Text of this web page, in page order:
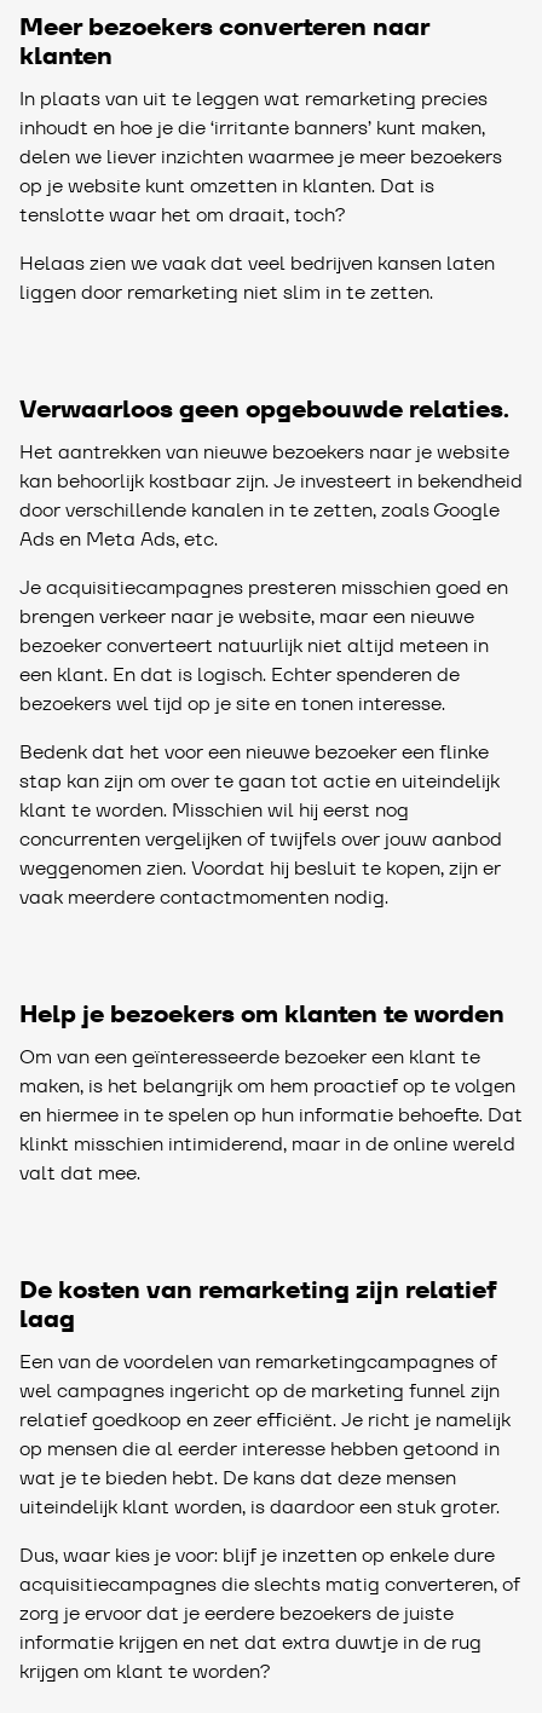
Meer bezoekers converteren naar
klanten
In plaats van uit te leggen wat remarketing precies
inhoudt en hoe je die ‘irritante banners’ kunt maken,
delen we liever inzichten waarmee je meer bezoekers
op je website kunt omzetten in klanten. Dat is
tenslotte waar het om draait, toch?
Helaas zien we vaak dat veel bedrijven kansen laten
liggen door remarketing niet slim in te zetten.
Verwaarloos geen opgebouwde relaties.
Het aantrekken van nieuwe bezoekers naar je website
kan behoorlijk kostbaar zijn. Je investeert in bekendheid
door verschillende kanalen in te zetten, zoals Google
Ads en Meta Ads, etc.
Je acquisitiecampagnes presteren misschien goed en
brengen verkeer naar je website, maar een nieuwe
bezoeker converteert natuurlijk niet altijd meteen in
een klant. En dat is logisch. Echter spenderen de
bezoekers wel tijd op je site en tonen interesse.
Bedenk dat het voor een nieuwe bezoeker een flinke
stap kan zijn om over te gaan tot actie en uiteindelijk
klant te worden. Misschien wil hij eerst nog
concurrenten vergelijken of twijfels over jouw aanbod
weggenomen zien. Voordat hij besluit te kopen, zijn er
vaak meerdere contactmomenten nodig.
Help je bezoekers om klanten te worden
Om van een geïnteresseerde bezoeker een klant te
maken, is het belangrijk om hem proactief op te volgen
en hiermee in te spelen op hun informatie behoefte. Dat
klinkt misschien intimiderend, maar in de online wereld
valt dat mee.
De kosten van remarketing zijn relatief
laag
Een van de voordelen van remarketingcampagnes of
wel campagnes ingericht op de marketing funnel zijn
relatief goedkoop en zeer efficiënt. Je richt je namelijk
op mensen die al eerder interesse hebben getoond in
wat je te bieden hebt. De kans dat deze mensen
uiteindelijk klant worden, is daardoor een stuk groter.
Dus, waar kies je voor: blijf je inzetten op enkele dure
acquisitiecampagnes die slechts matig converteren, of
zorg je ervoor dat je eerdere bezoekers de juiste
informatie krijgen en net dat extra duwtje in de rug
krijgen om klant te worden?